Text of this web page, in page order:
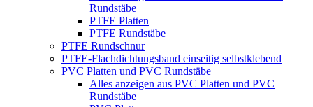
Rundstäbe
PTFE Platten
PTFE Rundstäbe
PTFE Rundschnur
PTFE-Flachdichtungsband einseitig selbstklebend
PVC Platten und PVC Rundstäbe
Alles anzeigen aus PVC Platten und PVC
Rundstäbe